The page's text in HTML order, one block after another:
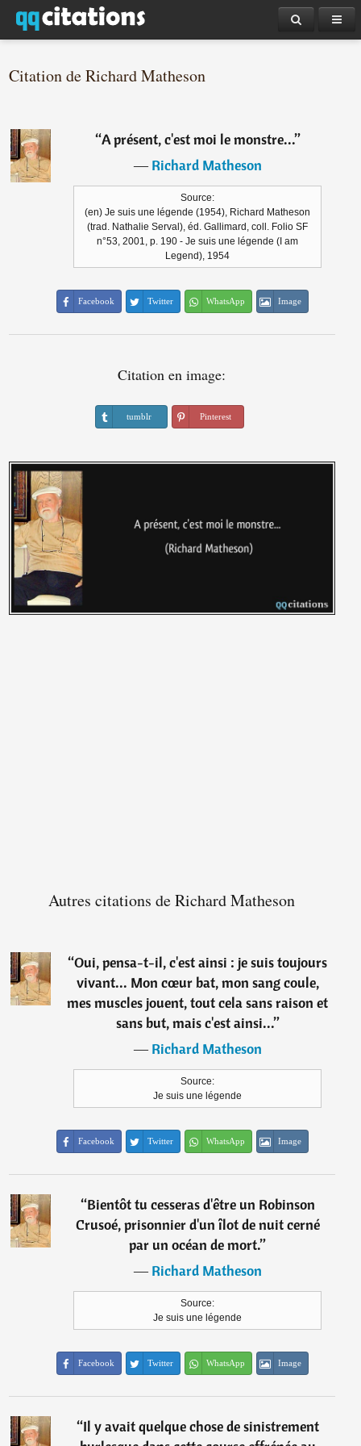
Citation de Richard Matheson
“A présent, c'est moi le monstre...”
―Richard Matheson
Source:
(en) Je suis une légende (1954), Richard Matheson
(trad. Nathalie Serval), éd. Gallimard, coll. Folio SF
n°53, 2001, p. 190 - Je suis une légende (I am
Legend), 1954
Facebook Twitter WhatsApp Image
Citation en image:
tumblr Pinterest
Autres citations de Richard Matheson
“Oui, pensa-t-il, c'est ainsi : je suis toujours
vivant... Mon cœur bat, mon sang coule,
mes muscles jouent, tout cela sans raison et
sans but, mais c'est ainsi...”
―Richard Matheson
Source:
Je suis une légende
Facebook Twitter WhatsApp Image
“Bientôt tu cesseras d'être un Robinson
Crusoé, prisonnier d'un îlot de nuit cerné
par un océan de mort.”
―Richard Matheson
Source:
Je suis une légende
Facebook Twitter WhatsApp Image
“Il y avait quelque chose de sinistrement